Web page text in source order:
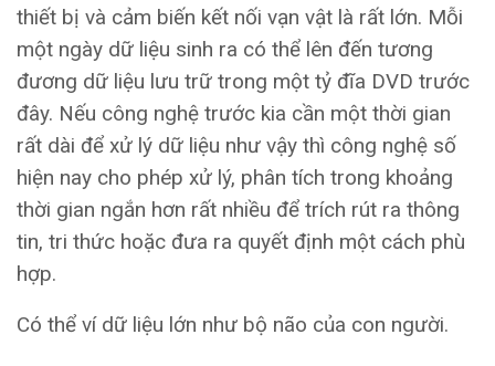
thiết bị và cảm biến kết nối vạn vật là rất lớn. Mỗi
một ngày dữ liệu sinh ra có thể lên đến tương
đương dữ liệu lưu trữ trong một tỷ đĩa DVD trước
đây. Nếu công nghệ trước kia cần một thời gian
rất dài để xử lý dữ liệu như vậy thì công nghệ số
hiện nay cho phép xử lý, phân tích trong khoảng
thời gian ngắn hơn rất nhiều để trích rút ra thông
tin, tri thức hoặc đưa ra quyết định một cách phù
hợp.
Có thể ví dữ liệu lớn như bộ não của con người.